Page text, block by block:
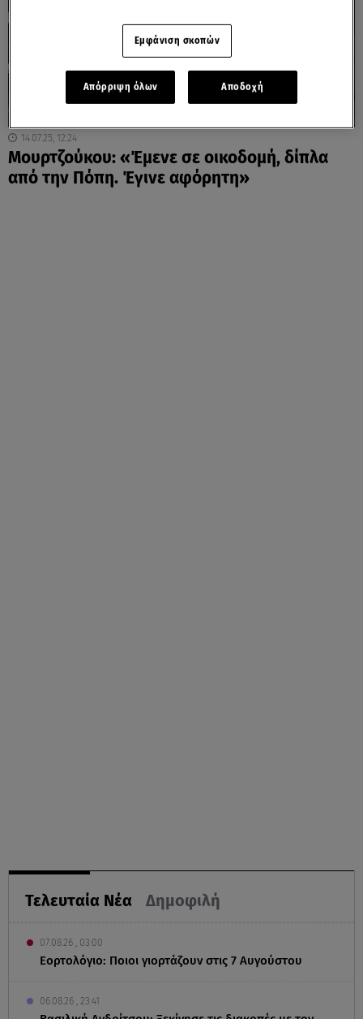
14.07.25, 12:24
Μουρτζούκου: «Έμενε σε οικοδομή, δίπλα
από την Πόπη. Έγινε αφόρητη»
Τελευταία Νέα Δημοφιλή
07.08.26 , 03:00
Εορτολόγιο: Ποιοι γιορτάζουν στις 7 Αυγούστου
06.08.26 , 23:41
Εμφάνιση σκοπών
Απόρριψη όλων Αποδοχή